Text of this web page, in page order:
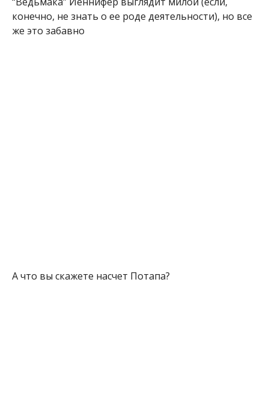
конечно, не знать о ее роде деятельности), но все
же это забавно
А что вы скажете насчет Потапа?